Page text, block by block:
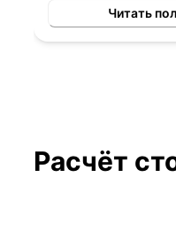
персонал могу
хорошее, приятны в
терпеливые,
Читать
Расчёт